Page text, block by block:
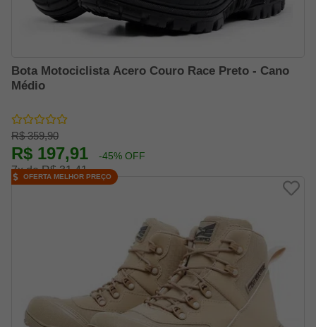
Bota Motociclista Acero Couro Race Preto - Cano
Médio
R$ 359,90
R$ 197,91 -45% OFF
7x de R$ 31,41
OFERTA MELHOR PREÇO